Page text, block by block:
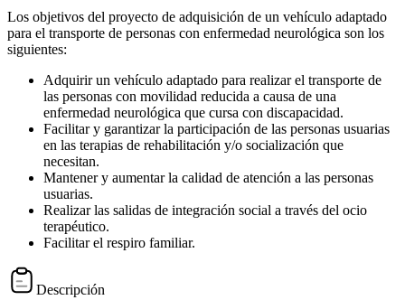
Los objetivos del proyecto de adquisición de un vehículo adaptado
para el transporte de personas con enfermedad neurológica son los
siguientes:
Adquirir un vehículo adaptado para realizar el transporte de
las personas con movilidad reducida a causa de una
enfermedad neurológica que cursa con discapacidad.
Facilitar y garantizar la participación de las personas usuarias
en las terapias de rehabilitación y/o socialización que
necesitan.
Mantener y aumentar la calidad de atención a las personas
usuarias.
Realizar las salidas de integración social a través del ocio
terapéutico.
Facilitar el respiro familiar.
Descripción